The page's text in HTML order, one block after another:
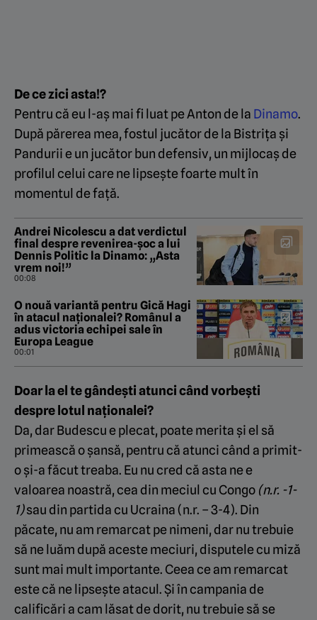
De ce zici asta!?
Pentru că eu l-aș mai fi luat pe Anton de la Dinamo.
După părerea mea, fostul jucător de la Bistrița și
Pandurii e un jucător bun defensiv, un mijlocaș de
profilul celui care ne lipsește foarte mult în
momentul de față.
Andrei Nicolescu a dat verdictul
final despre revenirea-șoc a lui
Dennis Politic la Dinamo: „Asta
vrem noi!”
00:08
O nouă variantă pentru Gică Hagi
în atacul naționalei? Românul a
adus victoria echipei sale în
Europa League
00:01
Doar la el te gândești atunci când vorbești
despre lotul naționalei?
Da, dar Budescu e plecat, poate merita și el să
primească o șansă, pentru că atunci când a primit-
o și-a făcut treaba. Eu nu cred că asta ne e
valoarea noastră, cea din meciul cu Congo (n.r. -1-
1)sau din partida cu Ucraina (n.r. – 3-4). Din
păcate, nu am remarcat pe nimeni, dar nu trebuie
să ne luăm după aceste meciuri, disputele cu miză
sunt mai mult importante. Ceea ce am remarcat
este că ne lipsește atacul. Și în campania de
calificări a cam lăsat de dorit, nu trebuie să se